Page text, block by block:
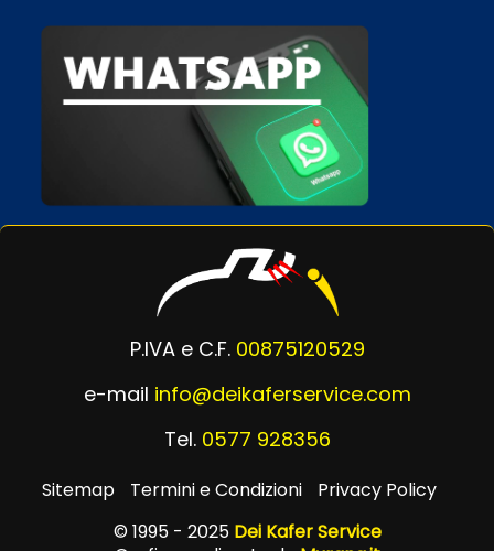
P.IVA e C.F. 00875120529
e-mail info@deikaferservice.com
Tel. 0577 928356
Sitemap Termini e Condizioni
Privacy Policy
© 1995 - 2025 Dei Kafer Service